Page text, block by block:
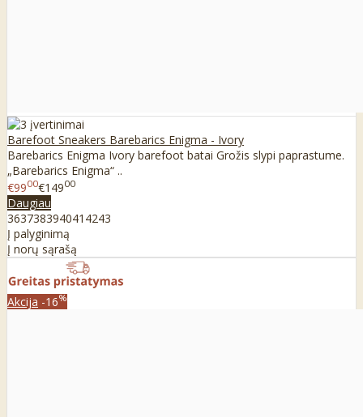
Barefoot Sneakers Barebarics Enigma - Ivory
Barebarics Enigma Ivory barefoot batai Grožis slypi paprastume.
„Barebarics Enigma“ ..
€9900€14900
Daugiau
363738394041 4243
Į palyginimą
Į norų sąrašą
Akcija -16%